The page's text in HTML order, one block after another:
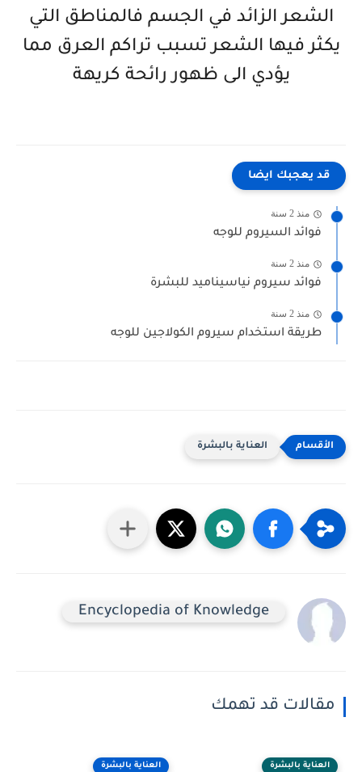
الشعر الزائد في الجسم فالمناطق التي
يكثر فيها الشعر تسبب تراكم العرق مما
يؤدي الى ظهور رائحة كريهة
قد يعجبك ايضا
منذ 2 سنة
فوائد السيروم للوجه
منذ 2 سنة
فوائد سيروم نياسيناميد للبشرة
منذ 2 سنة
طريقة استخدام سيروم الكولاجين للوجه
العناية بالبشرة
Encyclopedia of Knowledge
مقالات قد تهمك
العناية بالبشرة العناية بالبشرة